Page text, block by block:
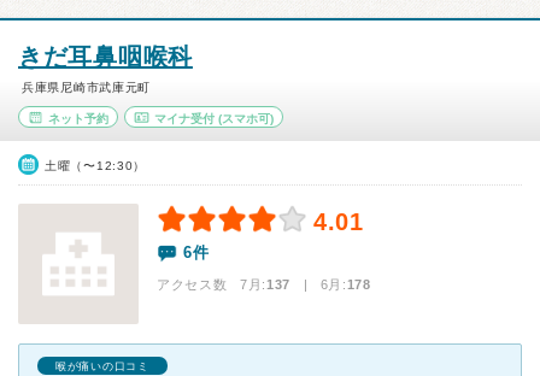
きだ耳鼻咽喉科
兵庫県尼崎市武庫元町
ネット予約 マイナ受付(スマホ可)
土曜（〜12:30）
4.01
6件
アクセス数 7月:137 | 6月:178
喉が痛いの口コミ